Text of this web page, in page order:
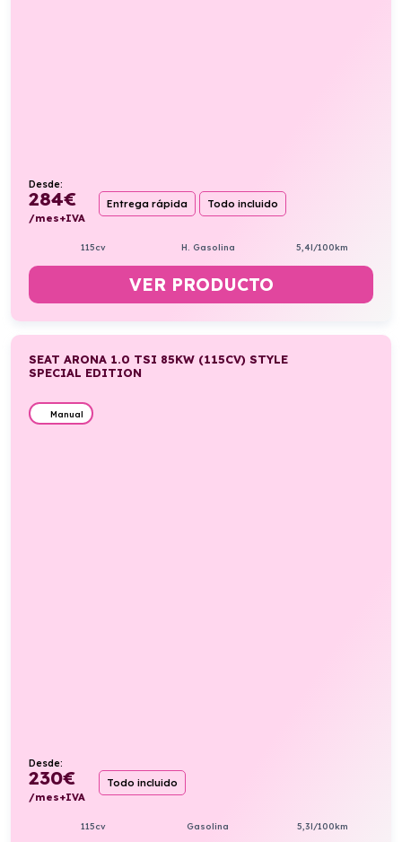
Desde:
284€
/mes+IVA
Entrega rápida Todo incluido
115cv H. Gasolina 5,4l/100km
VER PRODUCTO
SEAT ARONA 1.0 TSI 85KW (115CV) STYLE
SPECIAL EDITION
Manual
Desde:
230€
/mes+IVA
Todo incluido
115cv Gasolina 5,3l/100km